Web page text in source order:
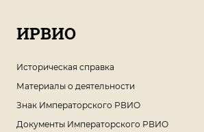
ИРВИО
Историческая справка
Материалы о деятельности
Знак Императорского РВИО
Документы Императорского РВИО